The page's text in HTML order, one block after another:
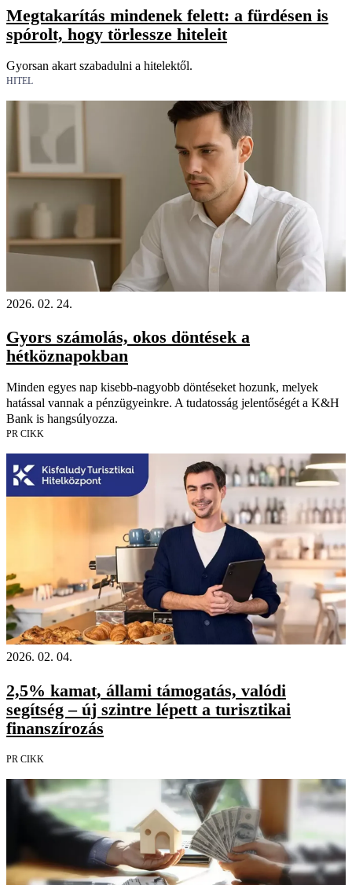
Megtakarítás mindenek felett: a fürdésen is
spórolt, hogy törlessze hiteleit
Gyorsan akart szabadulni a hitelektől.
HITEL
2026. 02. 24.
Gyors számolás, okos döntések a
hétköznapokban
Minden egyes nap kisebb-nagyobb döntéseket hozunk, melyek
hatással vannak a pénzügyeinkre. A tudatosság jelentőségét a K&H
Bank is hangsúlyozza.
PR CIKK
2026. 02. 04.
2,5% kamat, állami támogatás, valódi
segítség – új szintre lépett a turisztikai
finanszírozás
PR CIKK